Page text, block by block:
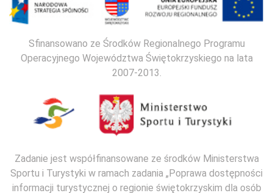
Sfinansowano ze Środków Regionalnego Programu
Operacyjnego Województwa Świętokrzyskiego na lata
2007-2013.
Zadanie jest współfinansowane ze środków Ministerstwa
Sportu i Turystyki w ramach zadania „Poprawa dostępności
informacji turystycznej o regionie świętokrzyskim dla osób